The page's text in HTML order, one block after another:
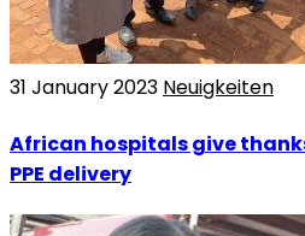
31 January 2023 Neuigkeiten
African hospitals give
PPE delivery